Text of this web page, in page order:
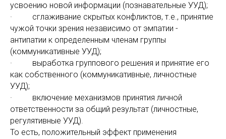
усвоению новой информации (познавательные УУД);
· сглаживание скрытых конфликтов, т.е., принятие
чужой точки зрения независимо от эмпатии -
антипатии к определенным членам группы
(коммуникативные УУД);
· выработка группового решения и принятие его
как собственного (коммуникативные, личностные
УУД);
· включение механизмов принятия личной
ответственности за общий результат (личностные,
регулятивные УУД).
То есть, положительный эффект применения